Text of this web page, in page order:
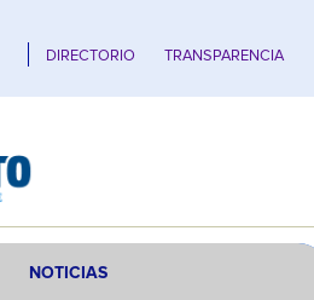
DIRECTORIO TRANSPARENCIA
NOTICIAS